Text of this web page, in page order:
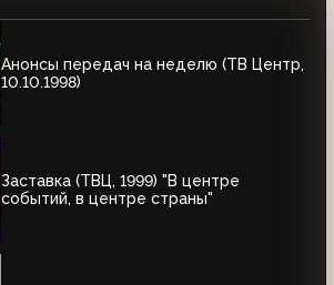
Анонсы передач на неделю (ТВ Центр,
10.10.1998)
Заставка (ТВЦ, 1999) "В центре
событий, в центре страны"